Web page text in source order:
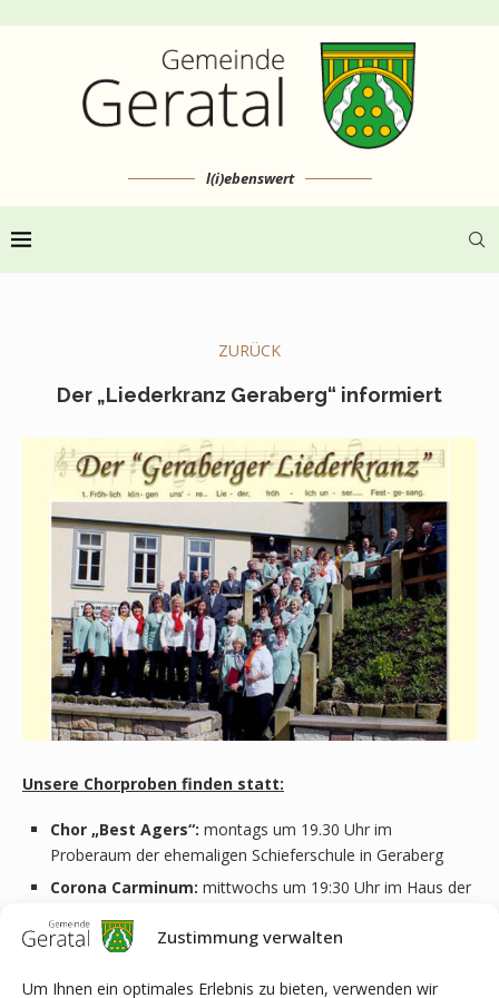
Zustimmung verwalten
Um Ihnen ein optimales Erlebnis zu bieten, verwenden wir
l(i)ebenswert
ZURÜCK
Der „Liederkranz Geraberg“ informiert
Unsere Chorproben finden statt:
Chor „Best Agers“: montags um 19.30 Uhr im
Proberaum der ehemaligen Schieferschule in Geraberg
Corona Carminum: mittwochs um 19:30 Uhr im Haus der
Gemeinden des Geratals, welche mit uns gemeinsam singen